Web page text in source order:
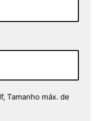
Tamanho máx. de